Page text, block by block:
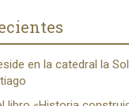
en la catedral la